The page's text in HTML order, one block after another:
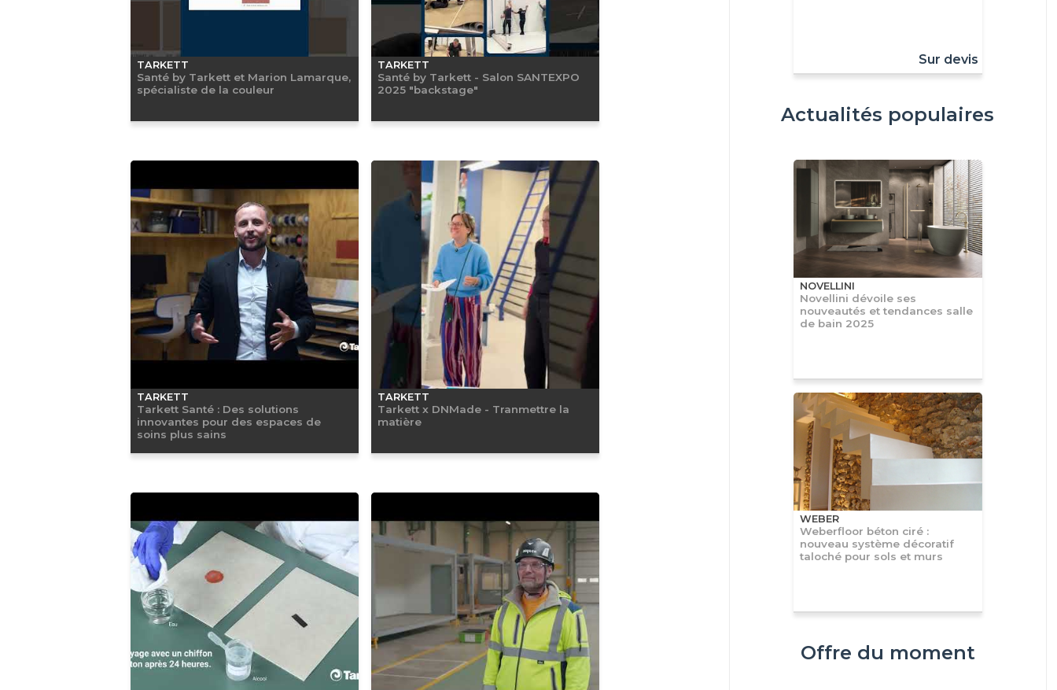
TARKETT
Santé by Tarkett et Marion Lamarque,
spécialiste de la couleur
TARKETT
Santé by Tarkett - Salon SANTEXPO
2025 "backstage"
TARKETT
Tarkett Santé : Des solutions
innovantes pour des espaces de
soins plus sains
TARKETT
Tarkett x DNMade - Tranmettre la
matière
Sur devis
Actualités populaires
NOVELLINI
Novellini dévoile ses
nouveautés et tendances salle
de bain 2025
WEBER
Weberfloor béton ciré :
nouveau système décoratif
taloché pour sols et murs
Offre du moment